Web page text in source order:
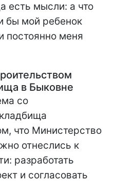
есть мысли: а что
бы мой ребенок
постоянно меня
в Быковне
со
что Министерство
отнеслись к
разработать
и согласовать